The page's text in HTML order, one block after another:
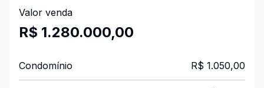
Valor venda
R$ 1.280.000,00
Condomínio R$ 1.050,00